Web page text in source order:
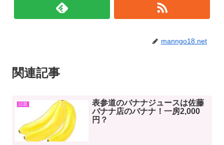
manngo18.net
関連記事
話題
表参道のバナナジュースは佐藤
バナナ店のバナナ！一房2,000
円？